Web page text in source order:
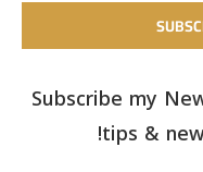
Subscribe my
tips &